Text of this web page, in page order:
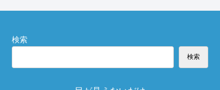
検索
検索